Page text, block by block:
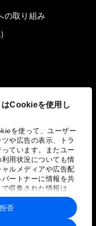
Cookieを使用し
を使って、ユーザー
や広告の表示、トラ
ています。またユー
用状況についても情
ルメディアや広告配
ートナーに情報を共
収集された情報は、
ナーに提供した他の情
ービスを使用した際
組み合わされ、各パー
拒否
の取り組み